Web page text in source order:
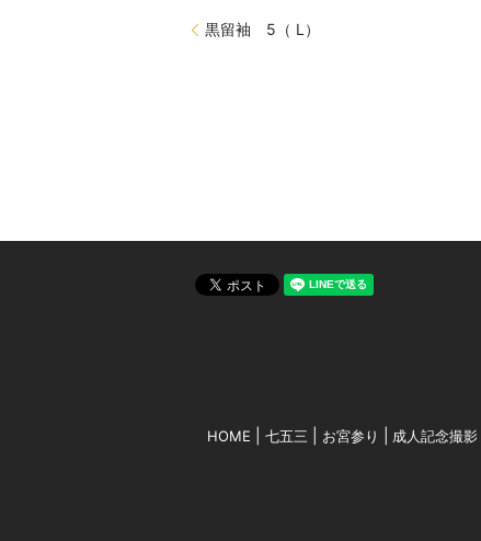
黒留袖 5（ L）
HOME 七五三 お宮参り 成人記念撮影